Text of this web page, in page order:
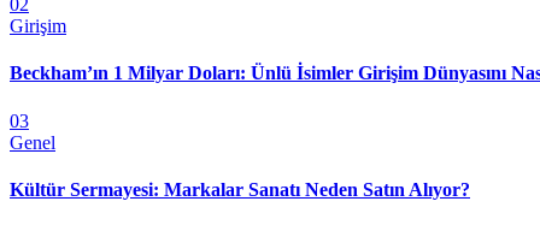
02
Girişim
Beckham’ın 1 Milyar Doları: Ünlü İsimler Girişim Dünyasını
03
Genel
Kültür Sermayesi: Markalar Sanatı Neden Satın Alıyor?